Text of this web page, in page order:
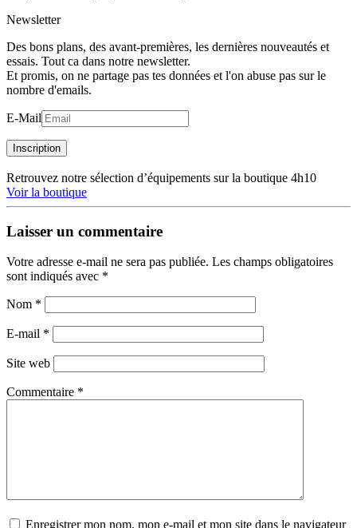
Newsletter
Des bons plans, des avant-premières, les dernières nouveautés et
essais. Tout ca dans notre newsletter.
Et promis, on ne partage pas tes données et l'on abuse pas sur le
nombre d'emails.
E-Mail
Inscription
Retrouvez notre sélection d’équipements sur la boutique 4h10
Voir la boutique
Laisser un commentaire
Votre adresse e-mail ne sera pas publiée. Les champs obligatoires
sont indiqués avec *
Nom *
E-mail *
Site web
Commentaire *
Enregistrer mon nom, mon e-mail et mon site dans le navigateur